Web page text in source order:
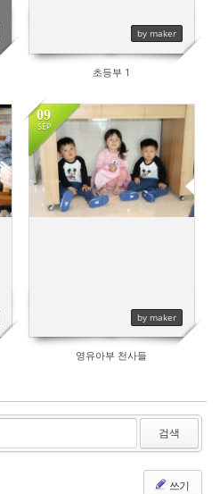
by maker
초등부 1
09
SEP
by maker
471
영유아부 천사들
검색
쓰기